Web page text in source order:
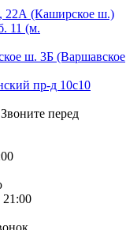
(Каширское ш.)
11 (м.
ш. 3Б (Варшавское
пр-д 10с10
перед
21:00